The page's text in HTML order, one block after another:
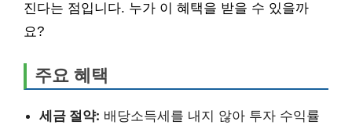
진다는 점입니다. 누가 이 혜택을 받을 수 있을까
요?
주요 혜택
세금 절약: 배당소득세를 내지 않아 투자 수익률